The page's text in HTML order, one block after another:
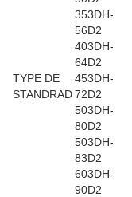
TYPE DE
STANDRAD
353DH-
56D2
403DH-
64D2
453DH-
72D2
503DH-
80D2
503DH-
83D2
603DH-
90D2